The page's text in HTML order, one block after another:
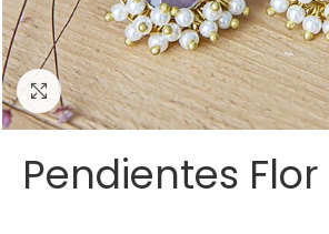
Click para agrandar
Pendientes Flor